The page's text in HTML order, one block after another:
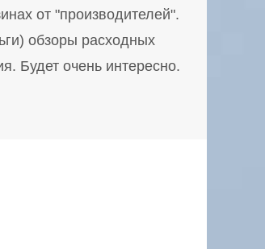
от "производителей".
обзоры расходных
Будет очень интересно.